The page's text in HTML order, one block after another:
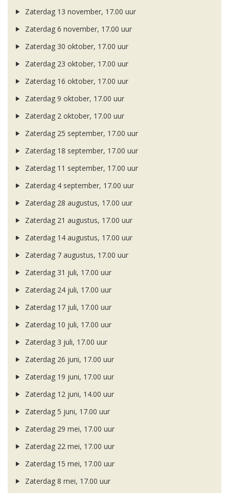
Zaterdag 13 november, 17.00 uur
Zaterdag 6 november, 17.00 uur
Zaterdag 30 oktober, 17.00 uur
Zaterdag 23 oktober, 17.00 uur
Zaterdag 16 oktober, 17.00 uur
Zaterdag 9 oktober, 17.00 uur
Zaterdag 2 oktober, 17.00 uur
Zaterdag 25 september, 17.00 uur
Zaterdag 18 september, 17.00 uur
Zaterdag 11 september, 17.00 uur
Zaterdag 4 september, 17.00 uur
Zaterdag 28 augustus, 17.00 uur
Zaterdag 21 augustus, 17.00 uur
Zaterdag 14 augustus, 17.00 uur
Zaterdag 7 augustus, 17.00 uur
Zaterdag 31 juli, 17.00 uur
Zaterdag 24 juli, 17.00 uur
Zaterdag 17 juli, 17.00 uur
Zaterdag 10 juli, 17.00 uur
Zaterdag 3 juli, 17.00 uur
Zaterdag 26 juni, 17.00 uur
Zaterdag 19 juni, 17.00 uur
Zaterdag 12 juni, 14.00 uur
Zaterdag 5 juni, 17.00 uur
Zaterdag 29 mei, 17.00 uur
Zaterdag 22 mei, 17.00 uur
Zaterdag 15 mei, 17.00 uur
Zaterdag 8 mei, 17.00 uur